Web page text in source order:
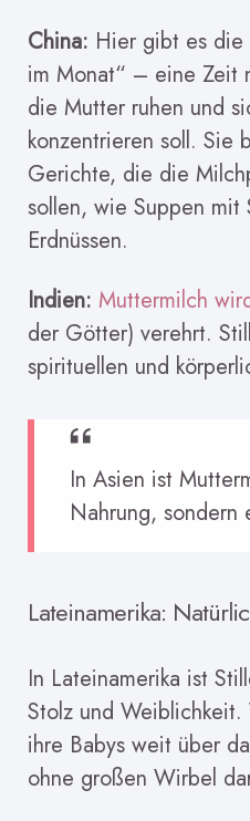
China: Hier gibt es die
im Monat“ – eine Zeit
die Mutter ruhen und
konzentrieren soll. Sie
Gerichte, die die
sollen, wie Suppen mit
Erdnüssen.
Indien: Muttermilch
der Götter) verehrt.
spirituellen und
In Asien ist
Nahrung, sondern
Lateinamerika:
In Lateinamerika ist
Stolz und
ihre Babys weit über
ohne großen Wirbel